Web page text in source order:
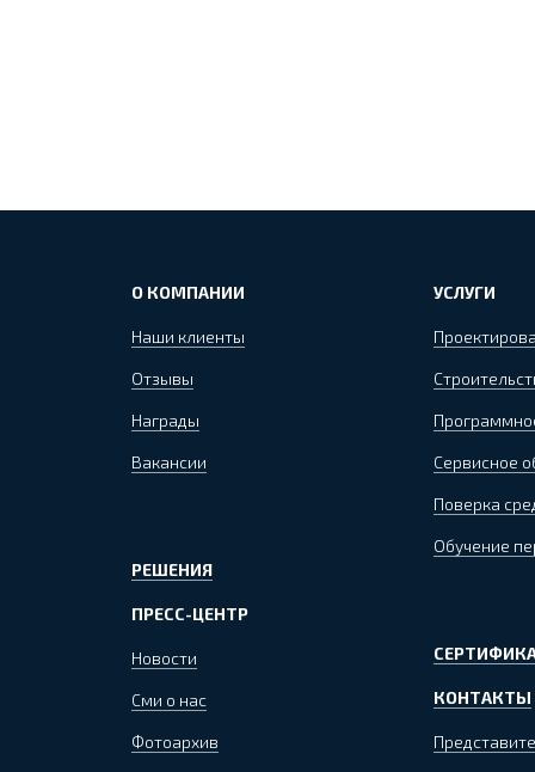
О КОМПАНИИ
Наши клиенты
Отзывы
Награды
Вакансии
РЕШЕНИЯ
ПРЕСС-ЦЕНТР
Новости
Сми о нас
Фотоархив
УСЛУГИ
Сервисное
Поверка
Обучение
КОНТАКТЫ